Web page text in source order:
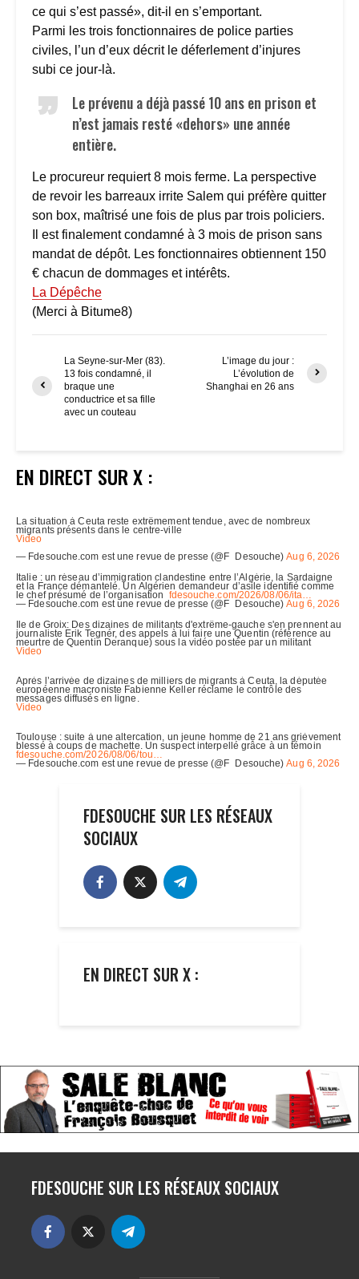
ce qui s’est passé», dit-il en s’emportant.
Parmi les trois fonctionnaires de police parties
civiles, l’un d’eux décrit le déferlement d’injures
subi ce jour-là.
Le prévenu a déjà passé 10 ans en prison et
n’est jamais resté «dehors» une année
entière.
Le procureur requiert 8 mois ferme. La perspective
de revoir les barreaux irrite Salem qui préfère quitter
son box, maîtrisé une fois de plus par trois policiers.
Il est finalement condamné à 3 mois de prison sans
mandat de dépôt. Les fonctionnaires obtiennent 150
€ chacun de dommages et intérêts.
La Dépêche
(Merci à Bitume8)
La Seyne-sur-Mer (83).
13 fois condamné, il
braque une
conductrice et sa fille
avec un couteau
L’image du jour :
L’évolution de
Shanghai en 26 ans
EN DIRECT SUR X :
FDESOUCHE SUR LES RÉSEAUX
SOCIAUX
EN DIRECT SUR X :
FDESOUCHE SUR LES RÉSEAUX SOCIAUX